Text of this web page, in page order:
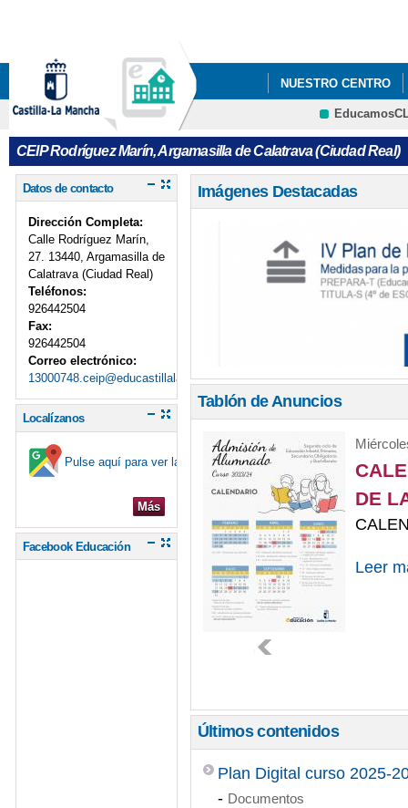
NUESTRO CENTRO
ADMISIÓN DE
PREMIOS
SEMANA CULTURAL
CEIP Rodríguez Marín, Argamasilla de Calatrava (Ciudad Real)
Datos de contacto
Dirección Completa:
Calle Rodríguez Marín,
27. 13440, Argamasilla de
Calatrava (Ciudad Real)
Teléfonos:
926442504
Fax:
926442504
Correo electrónico:
13000748.ceip@educastillalamancha.es
Localízanos
Pulse aquí para ver la ubicación en el mapa
Más
Facebook Educación
Imágenes Destacadas
Tablón de Anuncios
DE
Leer
Últimos contenidos
Plan Digital curso 2025-
- Documentos